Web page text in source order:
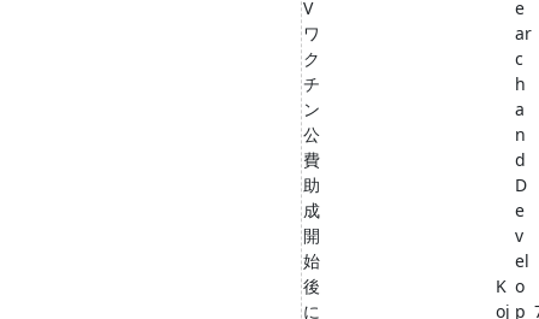
V
ワ
ク
チ
ン
公
費
助
成
開
始
後
に
K
oj
e
ar
c
h
a
n
d
D
e
v
el
o
p